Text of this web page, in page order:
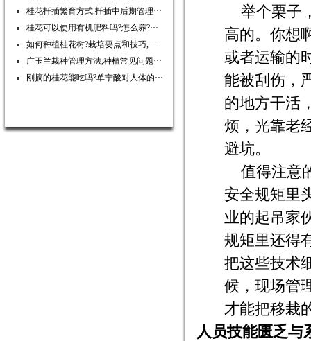
桂花扦插繁育方式,扦插中后期管理···
桂花可以使用有机肥料吗?怎么养?···
如何种植桂花树?栽培要点和技巧,···
广玉兰栽种管理方法,种植常见问题···
刚摘的桂花能吃吗?单宁酸对人体的···
举个栗子
高的。你想
或者运输的
能被刮伤，
的地方干活
烦，光靠老
避坑。
值得注意
安全规矩里
业的起吊家
规矩里还得
把这些技术
候，现场管
才能把移栽
人员技能匮乏与